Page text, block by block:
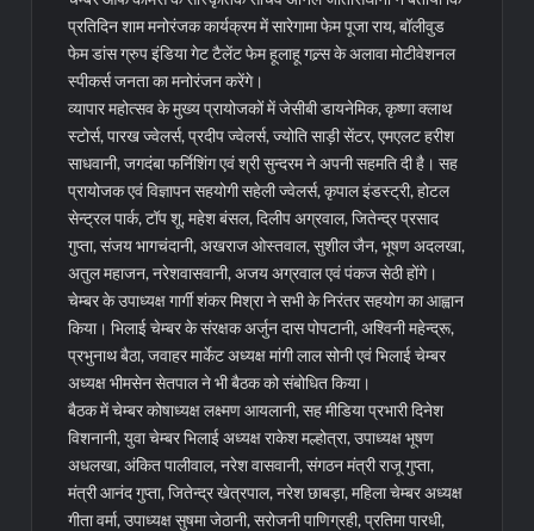
प्रतिदिन शाम मनोरंजक कार्यक्रम में सारेगामा फेम पूजा राय, बॉलीवुड
फेम डांस ग्रुप इंडिया गेट टैलेंट फेम हूलाहू गल्र्स के अलावा मोटीवेशनल
स्पीकर्स जनता का मनोरंजन करेंगे।
व्यापार महोत्सव के मुख्य प्रायोजकों में जेसीबी डायनेमिक, कृष्णा क्लाथ
स्टोर्स, पारख ज्वेलर्स, प्रदीप ज्वेलर्स, ज्योति साड़ी सेंटर, एमएलट हरीश
साधवानी, जगदंबा फर्निशिंग एवं श्री सुन्दरम ने अपनी सहमति दी है। सह
प्रायोजक एवं विज्ञापन सहयोगी सहेली ज्वेलर्स, कृपाल इंडस्ट्री, होटल
सेन्ट्रल पार्क, टॉप शू, महेश बंसल, दिलीप अग्रवाल, जितेन्द्र प्रसाद
गुप्ता, संजय भागचंदानी, अखराज ओस्तवाल, सुशील जैन, भूषण अदलखा,
अतुल महाजन, नरेशवासवानी, अजय अग्रवाल एवं पंकज सेठी होंगे।
चेम्बर के उपाध्यक्ष गार्गी शंकर मिश्रा ने सभी के निरंतर सहयोग का आह्वान
किया। भिलाई चेम्बर के संरक्षक अर्जुन दास पोपटानी, अश्विनी महेन्द्रू,
प्रभुनाथ बैठा, जवाहर मार्केट अध्यक्ष मांगी लाल सोनी एवं भिलाई चेम्बर
अध्यक्ष भीमसेन सेतपाल ने भी बैठक को संबोधित किया।
बैठक में चेम्बर कोषाध्यक्ष लक्ष्मण आयलानी, सह मीडिया प्रभारी दिनेश
विशनानी, युवा चेम्बर भिलाई अध्यक्ष राकेश मल्होत्रा, उपाध्यक्ष भूषण
अधलखा, अंकित पालीवाल, नरेश वासवानी, संगठन मंत्री राजू गुप्ता,
मंत्री आनंद गुप्ता, जितेन्द्र खेत्रपाल, नरेश छाबड़ा, महिला चेम्बर अध्यक्ष
गीता वर्मा, उपाध्यक्ष सुषमा जेठानी, सरोजनी पाणिग्रही, प्रतिमा पारधी,